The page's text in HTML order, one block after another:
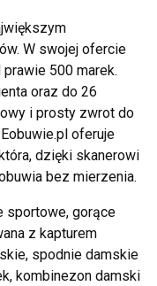
W swojej ofercie
500 marek.
oraz do 26
i prosty zwrot do
oferuje
dzięki skanerowi
bez mierzenia.
sportowe, gorące
z kapturem
spodnie damskie
kombinezon damski